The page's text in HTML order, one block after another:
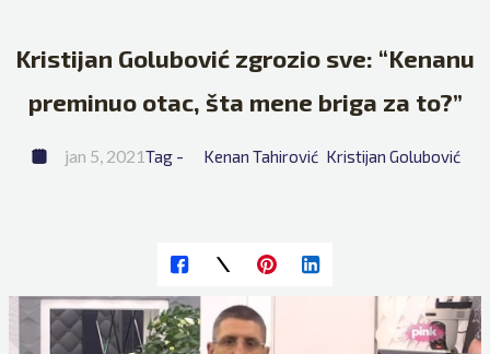
Kristijan Golubović zgrozio sve: “Kenanu
preminuo otac, šta mene briga za to?”
jan 5, 2021Tag - Kenan Tahirović Kristijan Golubović